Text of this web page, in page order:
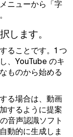
ニューから「字
します。
ることです。1 つ
、YouTube のキ
ものから始める
る場合は、動画
するように提案
音声認識ソフト
動的に生成しま